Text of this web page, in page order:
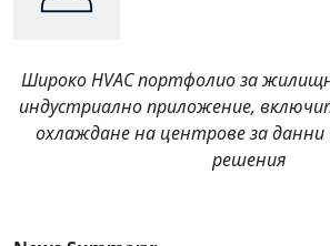
Широко HVAC портфолио за
индустриалнo приложениe,
охлаждане на центрове за
решения